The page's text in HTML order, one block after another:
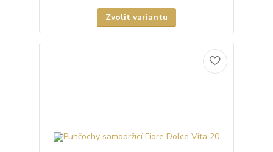
Zvolit variantu